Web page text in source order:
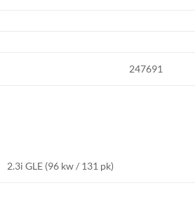
247691
2.3i GLE (96 kw / 131 pk)